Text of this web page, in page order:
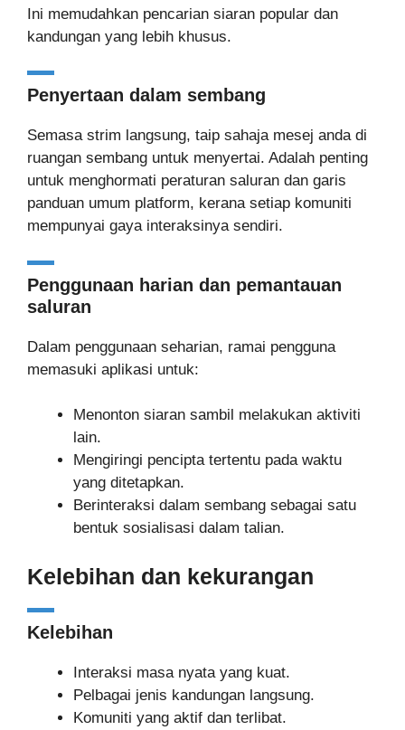
Ini memudahkan pencarian siaran popular dan
kandungan yang lebih khusus.
Penyertaan dalam sembang
Semasa strim langsung, taip sahaja mesej anda di
ruangan sembang untuk menyertai. Adalah penting
untuk menghormati peraturan saluran dan garis
panduan umum platform, kerana setiap komuniti
mempunyai gaya interaksinya sendiri.
Penggunaan harian dan pemantauan
saluran
Dalam penggunaan seharian, ramai pengguna
memasuki aplikasi untuk:
Menonton siaran sambil melakukan aktiviti
lain.
Mengiringi pencipta tertentu pada waktu
yang ditetapkan.
Berinteraksi dalam sembang sebagai satu
bentuk sosialisasi dalam talian.
Kelebihan dan kekurangan
Kelebihan
Interaksi masa nyata yang kuat.
Pelbagai jenis kandungan langsung.
Komuniti yang aktif dan terlibat.